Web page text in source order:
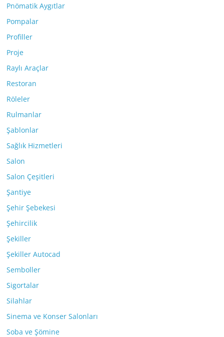
Pnömatik Aygıtlar
Pompalar
Profiller
Proje
Raylı Araçlar
Restoran
Röleler
Rulmanlar
Şablonlar
Sağlık Hizmetleri
Salon
Salon Çeşitleri
Şantiye
Şehir Şebekesi
Şehircilik
Şekiller
Şekiller Autocad
Semboller
Sigortalar
Silahlar
Sinema ve Konser Salonları
Soba ve Şömine